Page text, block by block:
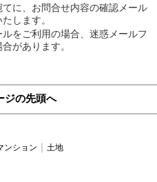
に、お問合せ内容の確認メール
します。
をご利用の場合、迷惑メールフ
があります。
ジの先頭へ
ンション 土地